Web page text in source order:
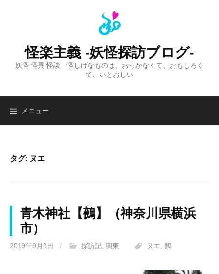
怪楽主義 -妖怪探訪ブログ-
妖怪 怪異 怪談 怪しげなものは、おっかなくて、おもしろく
て、いとおしい
メニュー
タグ: ヌエ
青木神社【鵺】（神奈川県横浜
市）
2019年9月9日 / 探訪記, 関東 ヌエ, 鵺